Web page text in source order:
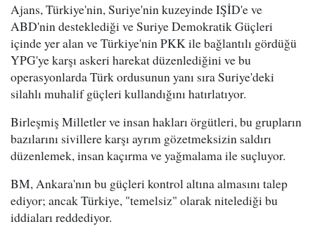
Ajans, Türkiye'nin, Suriye'nin kuzeyinde IŞİD'e ve
ABD'nin desteklediği ve Suriye Demokratik Güçleri
içinde yer alan ve Türkiye'nin PKK ile bağlantılı gördüğü
YPG'ye karşı askeri harekat düzenlediğini ve bu
operasyonlarda Türk ordusunun yanı sıra Suriye'deki
silahlı muhalif güçleri kullandığını hatırlatıyor.
Birleşmiş Milletler ve insan hakları örgütleri, bu grupların
bazılarını sivillere karşı ayrım gözetmeksizin saldırı
düzenlemek, insan kaçırma ve yağmalama ile suçluyor.
BM, Ankara'nın bu güçleri kontrol altına almasını talep
ediyor; ancak Türkiye, "temelsiz" olarak nitelediği bu
iddiaları reddediyor.